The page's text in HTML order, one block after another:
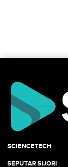
SCIENCETECH
SEPUTAR SIJORI